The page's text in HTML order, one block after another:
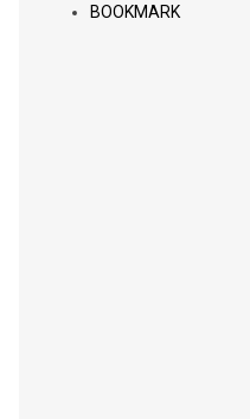
BOOKMARK